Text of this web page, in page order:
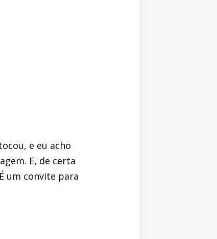
e eu acho
E, de certa
um convite para